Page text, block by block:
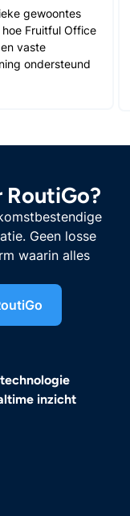
gewoontes
Fruitful Office
vaste
ondersteund
RoutiGo?
Geen losse
waarin alles
inzicht